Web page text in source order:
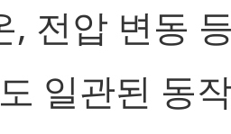
, 전압 변동
일관된 동